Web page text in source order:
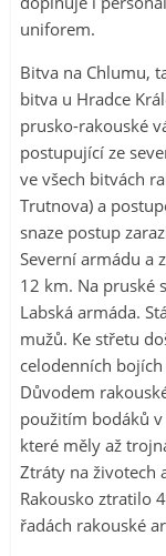
uniforem.
Bitva na Chlumu,
bitva u Hradce
prusko-rakouské
postupující ze
ve všech bitvách
Trutnova) a
snaze postup
Severní armádu a
12 km. Na pruské
Labská armáda.
mužů. Ke střetu
celodenních
Důvodem
použitím bodáků
které měly až
Ztráty na životech
Rakousko ztratilo
řadách rakouské